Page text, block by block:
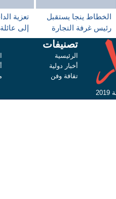
الخطاط ينجا يستقبل
رئيس غرفة التجارة
المغربية الإفريقية
البرازيلية بالمغرب
تعزية
إلى
أحمد
تصنيفات
الرئيسية
أخبار دولية
تقافة وفن